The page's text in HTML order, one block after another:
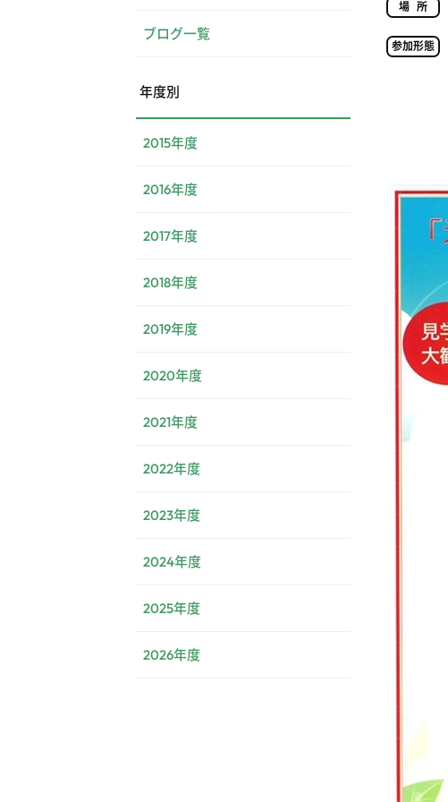
場所
参加形態
ブログ一覧
年度別
2015年度
2016年度
2017年度
2018年度
2019年度
2020年度
2021年度
2022年度
2023年度
2024年度
2025年度
2026年度